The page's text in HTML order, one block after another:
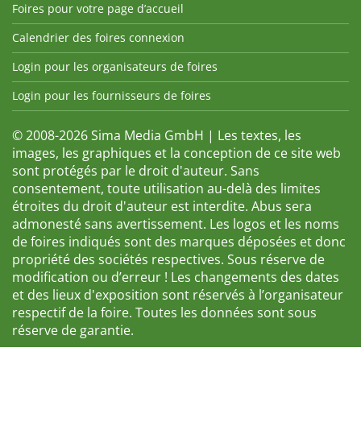
Foires pour votre page d’accueil
Calendrier des foires connexion
Login pour les organisateurs de foires
Login pour les fournisseurs de foires
© 2008-2026 Sima Media GmbH | Les textes, les
images, les graphiques et la conception de ce site web
sont protégés par le droit d'auteur. Sans
consentement, toute utilisation au-delà des limites
étroites du droit d'auteur est interdite. Abus sera
admonesté sans avertissement. Les logos et les noms
de foires indiqués sont des marques déposées et donc
propriété des sociétés respectives. Sous réserve de
modification ou d’erreur ! Les changements des dates
et des lieux d'exposition sont réservés à l’organisateur
respectif de la foire. Toutes les données sont sous
réserve de garantie.